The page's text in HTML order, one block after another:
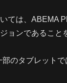
ては、ABEMA
ョンであること
のタブレットで